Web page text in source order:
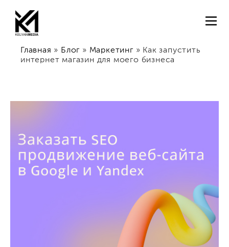
Главная » Блог » Маркетинг» Как запустить
интернет магазин для моего бизнеса